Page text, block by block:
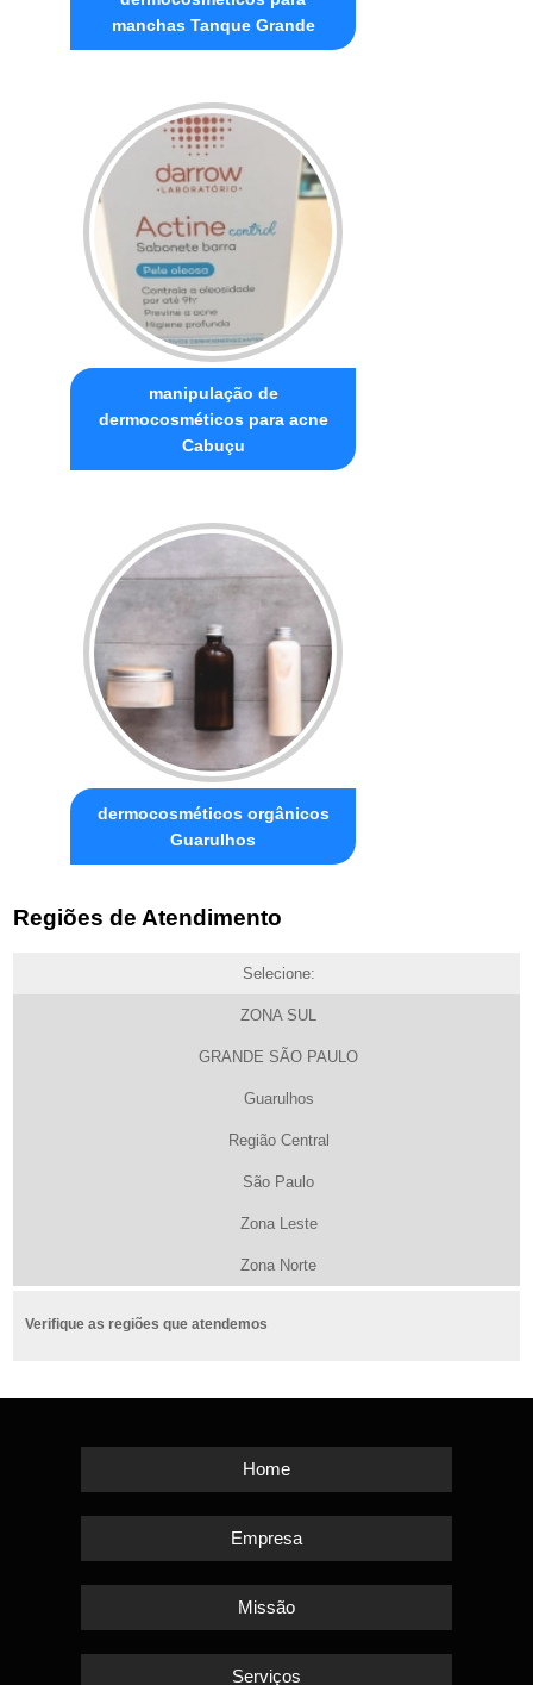
manchas Tanque Grande
manipulação de
dermocosméticos para acne
Cabuçu
dermocosméticos orgânicos
Guarulhos
Regiões de Atendimento
Selecione:
ZONA SUL
GRANDE SÃO PAULO
Guarulhos
Região Central
São Paulo
Zona Leste
Zona Norte
Verifique as regiões que atendemos
Home
Empresa
Missão
Serviços